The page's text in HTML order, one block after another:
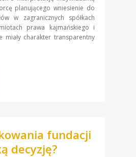
planującego wniesienie do
w zagranicznych spółkach
prawa kajmańskiego i
miały charakter transparentny
fundacji
decyzję?